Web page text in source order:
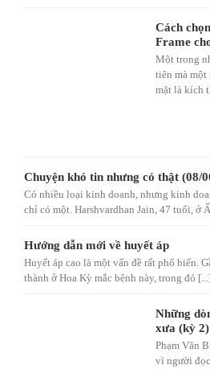
Cách
Frame
Một trong
tiên mà
mặt là kích
Chuyện khó tin nhưng có thật (08/
Có nhiều loại kinh doanh, nhưng kinh
chỉ có một. Harshvardhan Jain, 47 tuổi, ở
Hướng dẫn mới về huyết áp
Huyết áp cao là một vấn đề rất phổ biến.
thành ở Hoa Kỳ mắc bệnh này, trong đó
Những
xưa (kỳ 2)
Phạm Văn
vì người